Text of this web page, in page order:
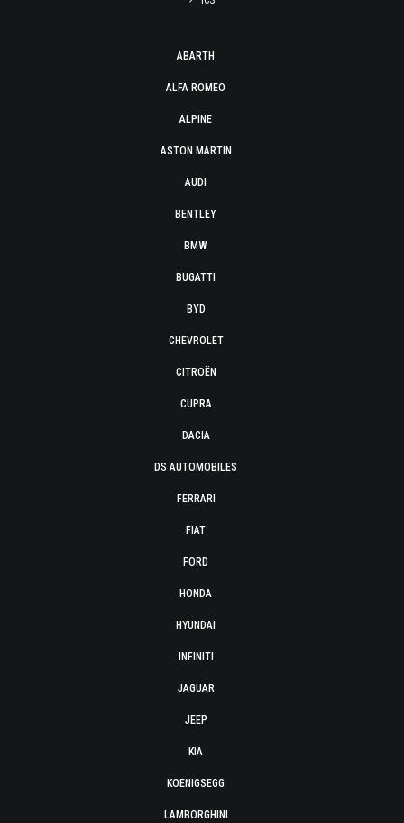
ABARTH
ALFA ROMEO
ALPINE
ASTON MARTIN
AUDI
BENTLEY
BMW
BUGATTI
BYD
CHEVROLET
CITROËN
CUPRA
DACIA
DS AUTOMOBILES
FERRARI
FIAT
FORD
HONDA
HYUNDAI
INFINITI
JAGUAR
JEEP
KIA
KOENIGSEGG
LAMBORGHINI